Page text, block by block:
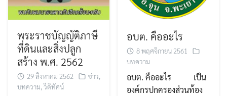
พระราชบัญญัติภาษี
ที่ดินและสิ่งปลูก
สร้าง พ.ศ. 2562
29 สิงหาคม 2562 ข่าว,
บทความ,วีดิทัศน์
อบต. คืออะไร
8 พฤศจิกายน 2561
บทความ
อบต. คืออะไร เป็น
องค์กรปกครองส่วนท้อง